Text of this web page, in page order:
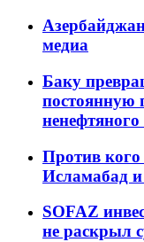
медиа
Баку
постоянную
Против
Исламабад
SOFAZ
не раскрыл